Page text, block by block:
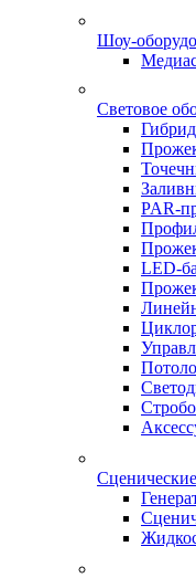
Шоу-
Световое
PAR-
LED-